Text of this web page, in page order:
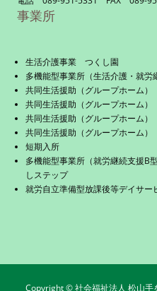
事業所
生活介護事業 つくし園
多機能型事業所（生活介護・就
共同生活援助（グループホーム
共同生活援助（グループホーム
共同生活援助（グループホーム
共同生活援助（グループホーム
短期入所
多機能型事業所（就労継続支援B
しステップ
就労自立準備型放課後等デイサ
Copyright © 社会福祉法人 松山手